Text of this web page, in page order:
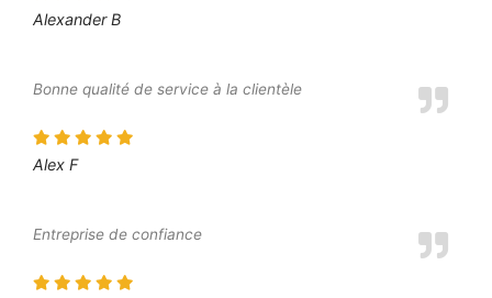
Alexander B
Bonne qualité de service à la clientèle
Alex F
Entreprise de confiance